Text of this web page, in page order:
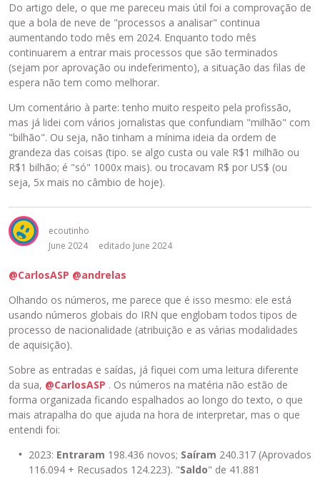
x
o
.
Do artigo dele, o que me pareceu mais útil foi a comprovação de
que a bola de neve de "processos a analisar" continua
aumentando todo mês em 2024. Enquanto todo mês
continuarem a entrar mais processos que são terminados
(sejam por aprovação ou indeferimento), a situação das filas de
espera não tem como melhorar.
Um comentário à parte: tenho muito respeito pela profissão,
mas já lidei com vários jornalistas que confundiam "milhão" com
"bilhão". Ou seja, não tinham a mínima ideia da ordem de
grandeza das coisas (tipo. se algo custa ou vale R$1 milhão ou
R$1 bilhão; é "só" 1000x mais). ou trocavam R$ por US$ (ou
seja, 5x mais no câmbio de hoje).
ecoutinho
June 2024
editado June 2024
@CarlosASP @andrelas
Olhando os números, me parece que é isso mesmo: ele está
usando números globais do IRN que englobam todos tipos de
processo de nacionalidade (atribuição e as várias modalidades
de aquisição).
Sobre as entradas e saídas, já fiquei com uma leitura diferente
da sua, @CarlosASP . Os números na matéria não estão de
forma organizada ficando espalhados ao longo do texto, o que
mais atrapalha do que ajuda na hora de interpretar, mas o que
entendi foi:
2023: Entraram 198.436 novos; Saíram 240.317 (Aprovados
116.094 + Recusados 124.223). "Saldo" de 41.881